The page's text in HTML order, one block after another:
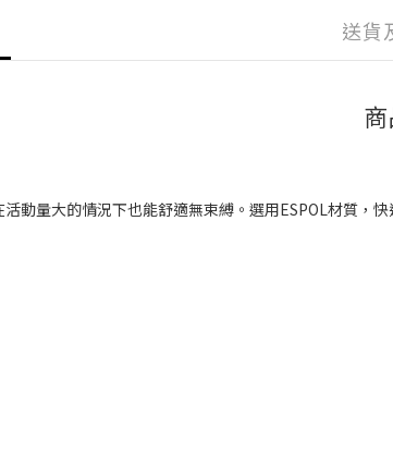
送貨
動量大的情況下也能舒適無束縛。選用ESPOL材質